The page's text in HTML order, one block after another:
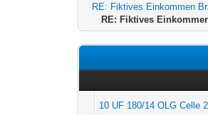
RE: Fiktives Einkommen
RE: Fiktives
10 UF 180/14 OLG Celle